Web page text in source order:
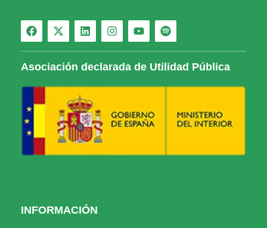
Asociación declarada de Utilidad Pública
INFORMACIÓN